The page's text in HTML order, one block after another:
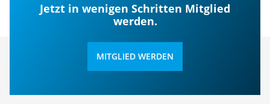
Jetzt in wenigen Schritten Mitglied
werden.
MITGLIED WERDEN